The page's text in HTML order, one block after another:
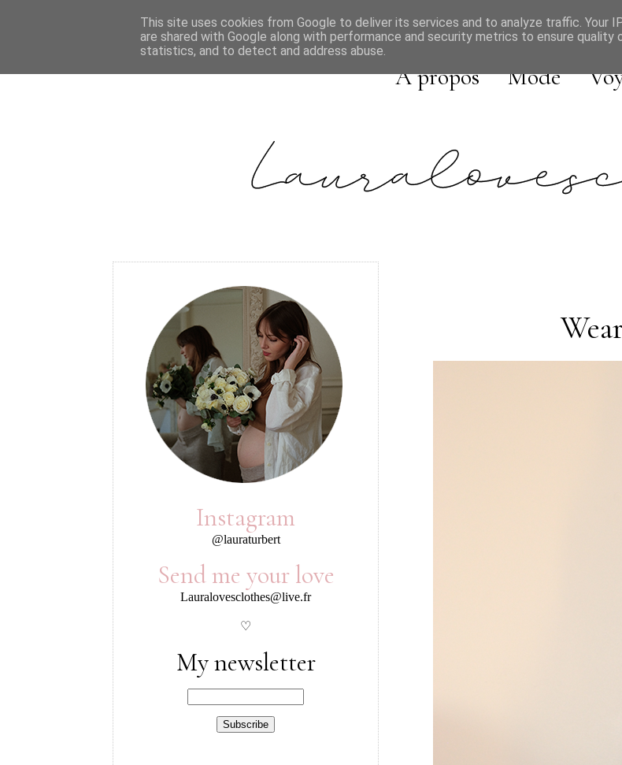
A propos Mode
Instagram
@lauraturbert
Send me your love
Lauralovesclothes@live.fr
♡
My newsletter
This site uses cookies from Google to deliver its services and to analyze traffic. Your
are shared with Google along with performance and security metrics to ensure quality
statistics, and to detect and address abuse.